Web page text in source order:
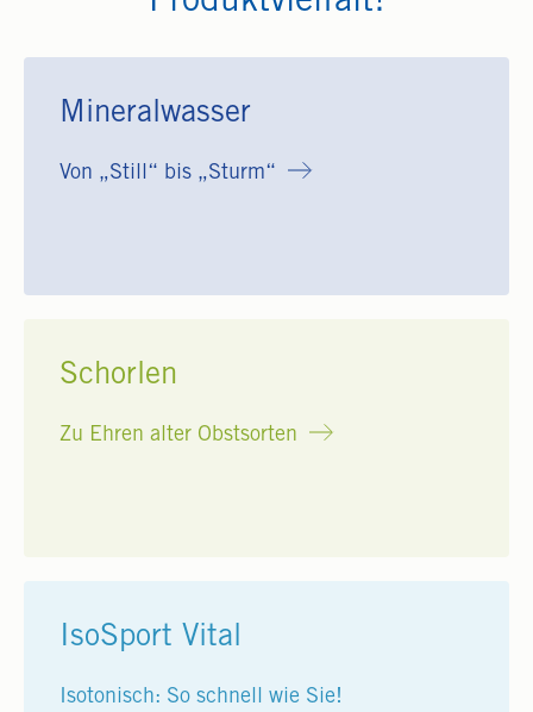
Mineralwasser
Von „Still“ bis „Sturm“
Schorlen
Zu Ehren alter Obstsorten
IsoSport Vital
Isotonisch: So schnell wie Sie!